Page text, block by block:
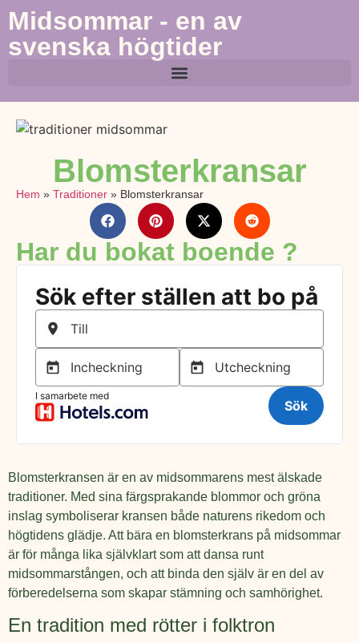
Midsommar - en av
svenska högtider
Blomsterkransar
Hem » Traditioner » Blomsterkransar
Har du bokat boende ?
Blomsterkransen är en av midsommarens mest älskade
traditioner. Med sina färgsprakande blommor och gröna
inslag symboliserar kransen både naturens rikedom och
högtidens glädje. Att bära en blomsterkrans på midsommar
är för många lika självklart som att dansa runt
midsommarstången, och att binda den själv är en del av
förberedelserna som skapar stämning och samhörighet.
En tradition med rötter i folktron